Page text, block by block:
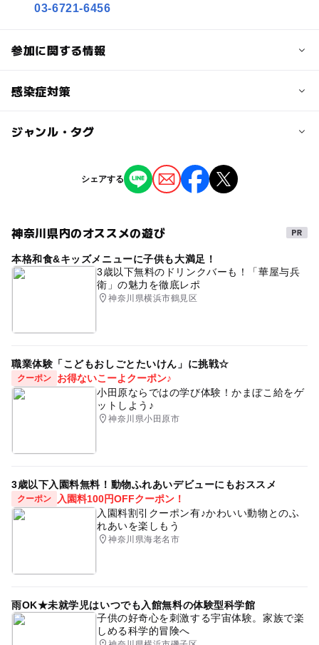
03-6721-6456
参加に関する情報
対象年齢
・本イベントは、同時に多くの方が集まらないようなご家
族単位での完全予約制での撮影・面談をいたします。新型
コロナウィルスの対策もしておりますので、詳細はホーム
ページをご確認ください。
・ご予約は「お1人様1枠のみ」となります。お友達とご参
・多くのお客様にご参加いただくために、過去6か月以内
遠慮いただいております。
・無断の欠席や直前の欠席連絡はお控えください。無断で
のご欠席の場合、次回のご参加をご遠慮いただいておりま
間に遅れますと事前のご連絡の有無にかかわらず、ご参加
さい。
応募方法
★先着順での申込受付となります★
い。
す。
・お1人様複数日時でのお申し込みはできません。
感染症対策
本イベントは、同時に多くの方が集まらないようなご家族
会場は店舗やショッピングセンター施設の共有部などでの
開催で、密閉された場所ではございません。
人の手が触れる箇所等は定期的に消毒いたします。
・スタッフのマスク着用
カメラマンおよび当日対応スタッフには、原則マスクの着
用いたします。
い、発熱や体調不良のある場合は、参加いたしません。
ジャンル・タグ
親子 ファミリー ベビー
ご家族で楽しめる FP相談 お金 家計簿
参加無料 子育て
シェアする
神奈川県内のオススメの遊び
本格和食&キッズメニューに子供も大満足！
3歳以下無料のドリンクバーも！「華屋与兵
衛」の魅力を徹底レポ
神奈川県横浜市鶴見区
職業体験「こどもおしごとたいけん」に挑戦☆
クーポン
お得ないこーよクーポン♪
小田原ならではの学び体験！かまぼこ給をゲ
ットしよう♪
神奈川県小田原市
3歳以下入園料無料！動物ふれあいデビューにもおススメ
クーポン
入園料100円OFFクーポン！
入園料割引クーポン有♪かわいい動物とのふ
れあいを楽しもう
神奈川県海老名市
雨OK★未就学児はいつでも入館無料の体験型科学館
子供の好奇心を刺激する宇宙体験。家族で楽
しめる科学的冒険へ